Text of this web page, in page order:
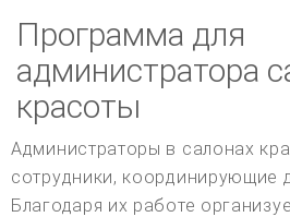
Программа для
администратора
красоты
Администраторы в салонах
сотрудники, координирующие
Благодаря их работе